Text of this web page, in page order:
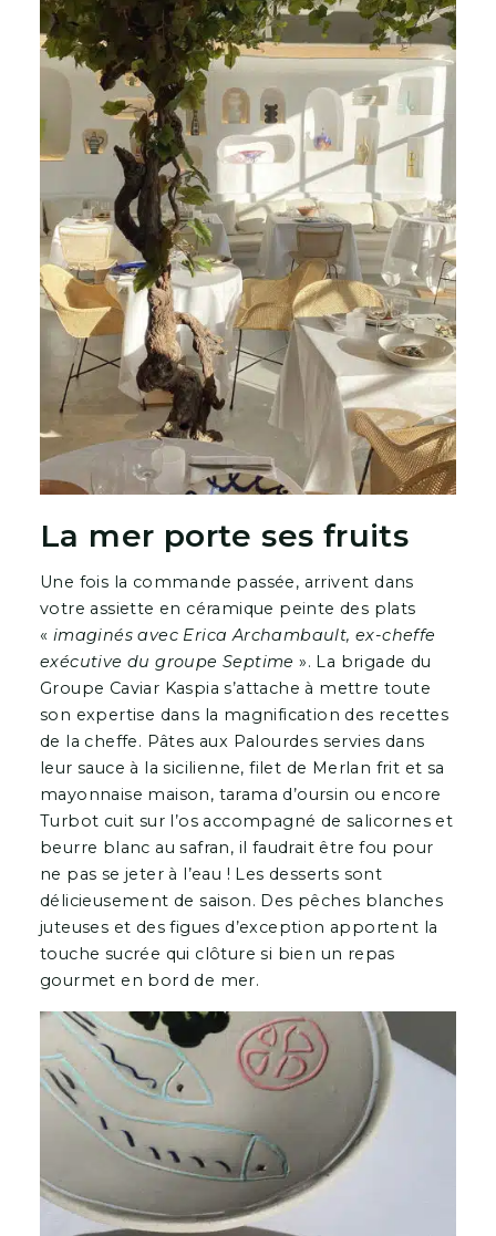
La mer porte ses fruits
Une fois la commande passée, arrivent dans
votre assiette en céramique peinte des plats
« imaginés avec Erica Archambault, ex-cheffe
exécutive du groupe Septime». La brigade du
Groupe Caviar Kaspia s’attache à mettre toute
son expertise dans la magnification des recettes
de la cheffe. Pâtes aux Palourdes servies dans
leur sauce à la sicilienne, filet de Merlan frit et sa
mayonnaise maison, tarama d’oursin ou encore
Turbot cuit sur l’os accompagné de salicornes et
beurre blanc au safran, il faudrait être fou pour
ne pas se jeter à l’eau ! Les desserts sont
délicieusement de saison. Des pêches blanches
juteuses et des figues d’exception apportent la
touche sucrée qui clôture si bien un repas
gourmet en bord de mer.